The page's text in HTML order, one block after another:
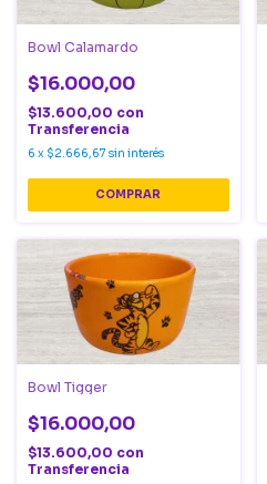
Bowl Calamardo
$16.000,00
$13.600,00 con
Transferencia
6 x $2.666,67 sin interés
Bowl Tigger
$16.000,00
$13.600,00 con
Transferencia